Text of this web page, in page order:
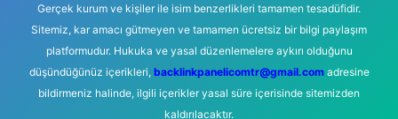
Gerçek kurum ve kişiler ile isim benzerlikleri tamamen tesadüfidir.
Sitemiz, kar amacı gütmeyen ve tamamen ücretsiz bir bilgi paylaşım
platformudur. Hukuka ve yasal düzenlemelere aykırı olduğunu
düşündüğünüz içerikleri, backlinkpanelicomtr@gmail.comadresine
bildirmeniz halinde, ilgili içerikler yasal süre içerisinde sitemizden
kaldırılacaktır.